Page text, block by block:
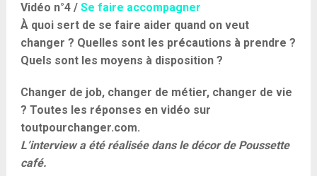
Vidéo n°4 / Se faire accompagner
À quoi sert de se faire aider quand on veut
changer ? Quelles sont les précautions à prendre ?
Quels sont les moyens à disposition ?
Changer de job, changer de métier, changer de vie
? Toutes les réponses en vidéo sur
toutpourchanger.com.
L’interview a été réalisée dans le décor de Poussette
café.